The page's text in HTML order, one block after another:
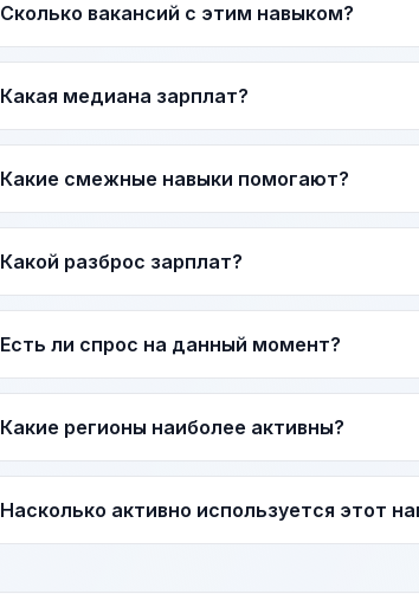
Сколько вакансий с этим навыком?
Какая медиана зарплат?
Какие смежные навыки помогают?
Какой разброс зарплат?
Есть ли спрос на данный момент?
Какие регионы наиболее активны?
Насколько активно используется этот